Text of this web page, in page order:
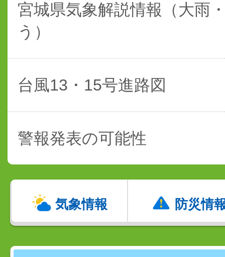
宮城県気象解説情報（大雨
う）
台風13・15号進路図
警報発表の可能性
気象情報 防災情